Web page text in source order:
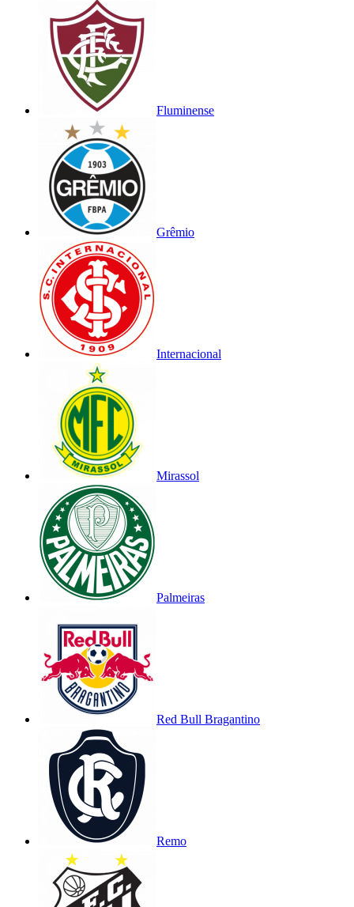
Fluminense
Grêmio
Internacional
Mirassol
Palmeiras
Red Bull Bragantino
Remo